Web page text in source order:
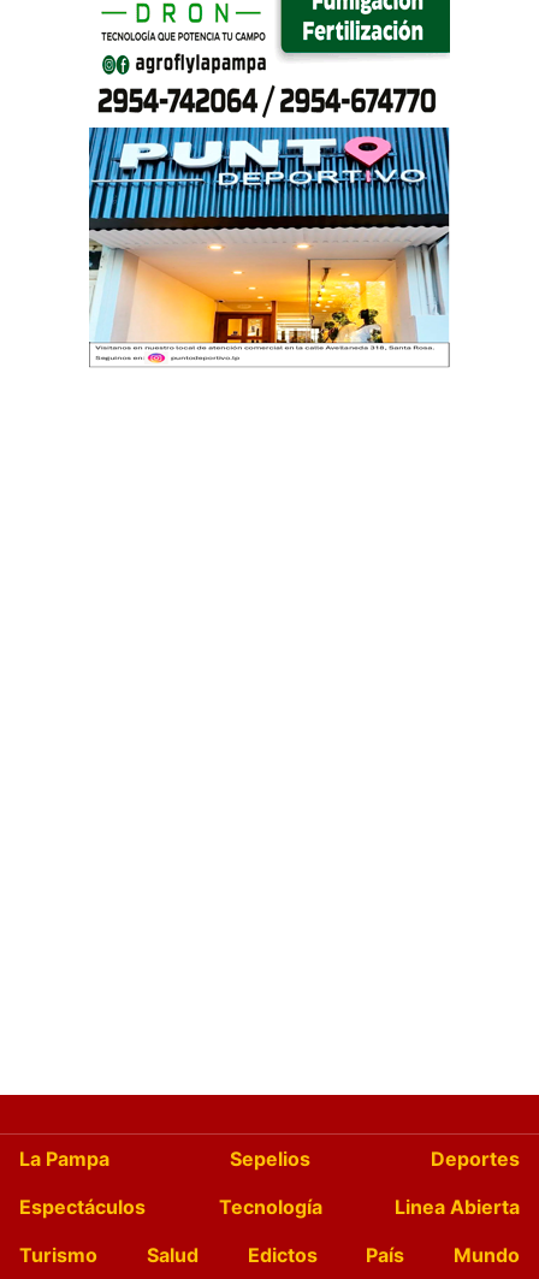
La Pampa Sepelios
Deportes
Espectáculos
Tecnología
Linea Abierta
Turismo
Salud Edictos País
Mundo